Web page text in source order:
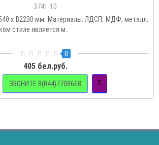
3741-10
х В2230 мм. Материалы: ЛДСП, МДФ, металл.
стиле является м..
0
405 бел.руб.
ЗВОНИТЕ 8(044)7708668